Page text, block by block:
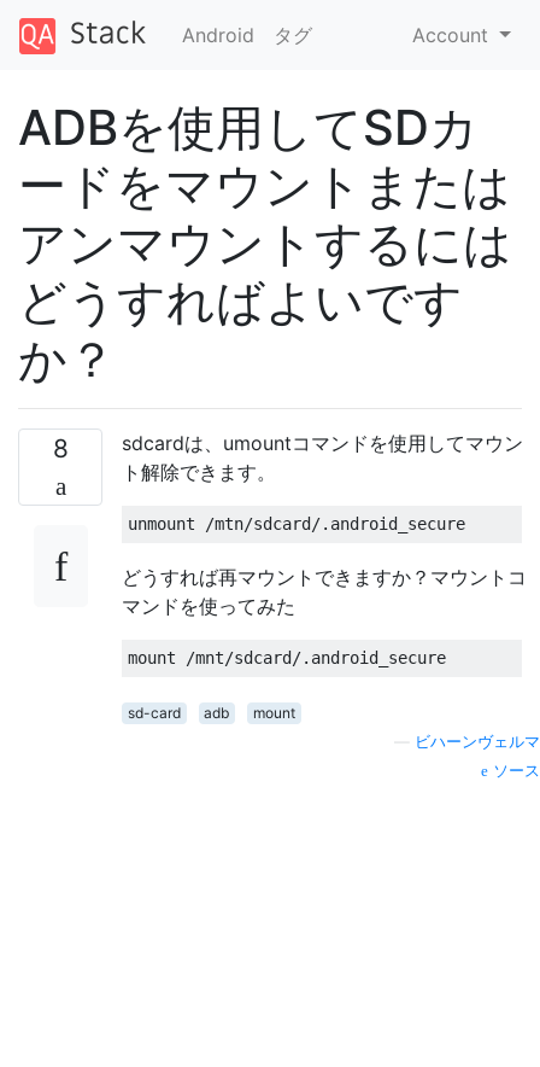
Android タグ Account
ADBを使用してSDカ
ードをマウントまたは
アンマウントするには
どうすればよいです
か？
8
sdcardは、umountコマンドを使用してマウン
ト解除できます。
どうすれば再マウントできますか？マウントコ
マンドを使ってみた
sd-card adb
mount
ビハーンヴェルマ
ソース